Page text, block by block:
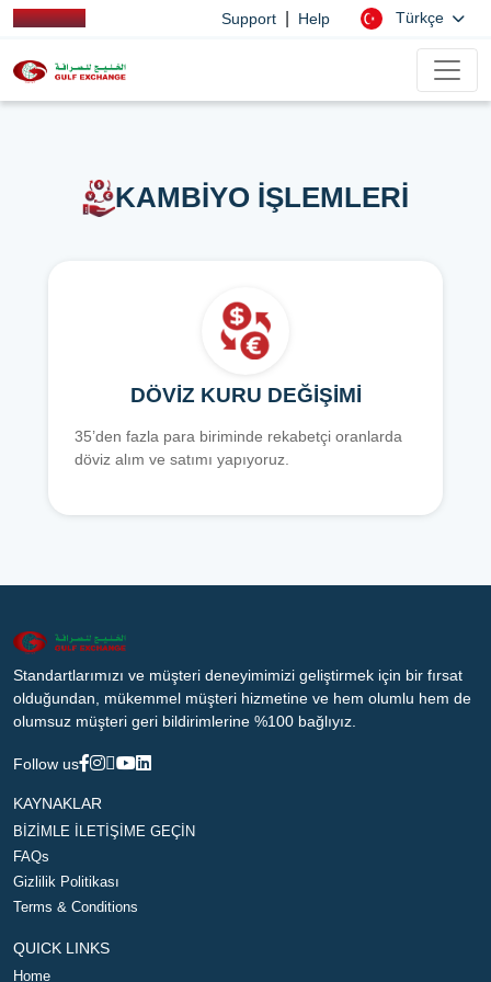
Support Help Türkçe
KAMBİYO İŞLEMLERİ
DÖVİZ KURU DEĞİŞİMİ
35’den fazla para biriminde rekabetçi oranlarda
döviz alım ve satımı yapıyoruz.
Standartlarımızı ve müşteri deneyimimizi geliştirmek için bir fırsat
olduğundan, mükemmel müşteri hizmetine ve hem olumlu hem de
olumsuz müşteri geri bildirimlerine %100 bağlıyız.
Follow us
KAYNAKLAR
BİZİMLE İLETİŞİME GEÇİN
FAQs
Gizlilik Politikası
Terms & Conditions
QUICK LINKS
Home